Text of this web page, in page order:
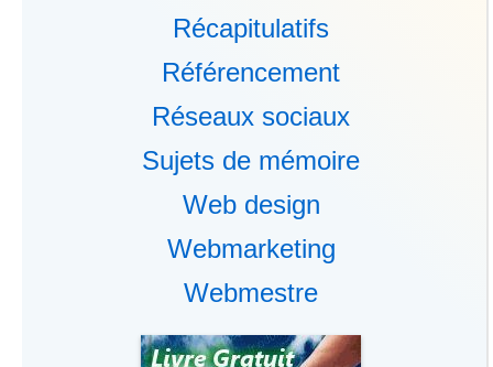
Récapitulatifs
Référencement
Réseaux sociaux
Sujets de mémoire
Web design
Webmarketing
Webmestre